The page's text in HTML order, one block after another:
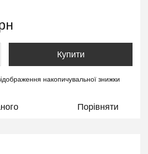
Купити
накопичувальної знижки
Порівняти